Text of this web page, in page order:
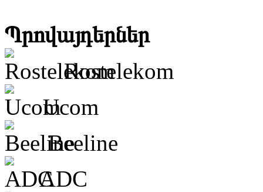
Պրովայդերներ
Rostelekom
Ucom
Beeline
ADC